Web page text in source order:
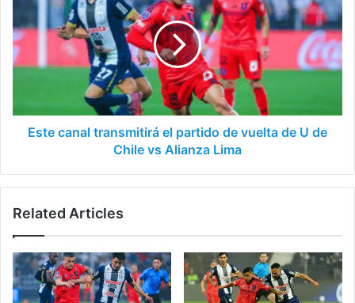
transmitirá
el
partido
de
U
Este canal transmitirá el partido de vuelta de U de
Chile vs Alianza Lima
Related Articles